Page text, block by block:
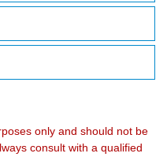
only and should not be
consult with a qualified